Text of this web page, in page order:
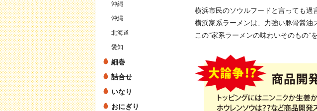
沖縄
沖縄
北海道
愛知
細巻
詰合せ
いなり
おにぎり
横浜市民のソウルフードと言っても過
横浜家系ラーメンは、力強い豚骨醤油
この“家系ラーメンの味わいそのもの”